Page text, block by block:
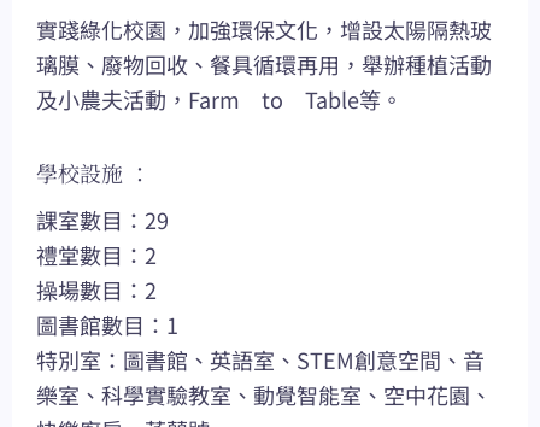
實踐綠化校園，加強環保文化，增設太陽隔熱玻
璃膜、廢物回收、餐具循環再用，舉辦種植活動
及小農夫活動，Farm to Table等。
學校設施 ：
課室數目：29
禮堂數目：2
操場數目：2
圖書館數目：1
特別室：圖書館、英語室、STEM創意空間、音
樂室、科學實驗教室、動覺智能室、空中花園、